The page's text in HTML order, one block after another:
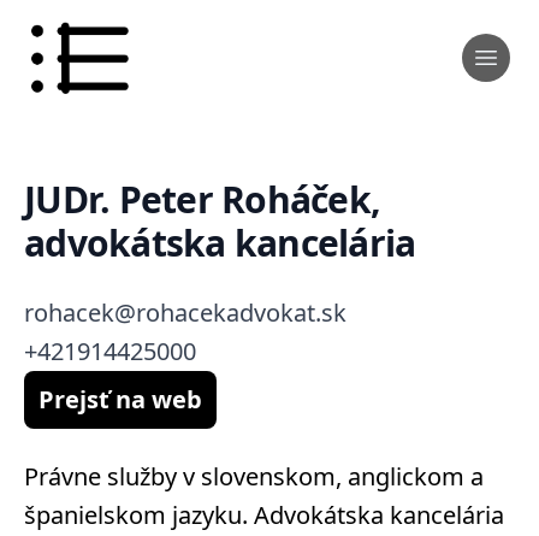
JUDr. Peter Roháček,
advokátska kancelária
rohacek@rohacekadvokat.sk
+421914425000
Prejsť na web
Právne služby v slovenskom, anglickom a
španielskom jazyku. Advokátska kancelária